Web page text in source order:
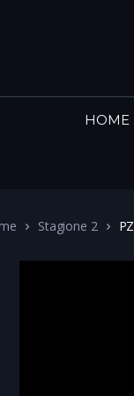
HOME
Stagione 2